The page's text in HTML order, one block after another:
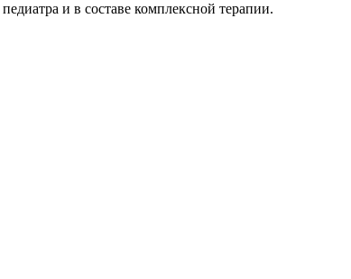
и в составе комплексной терапии.